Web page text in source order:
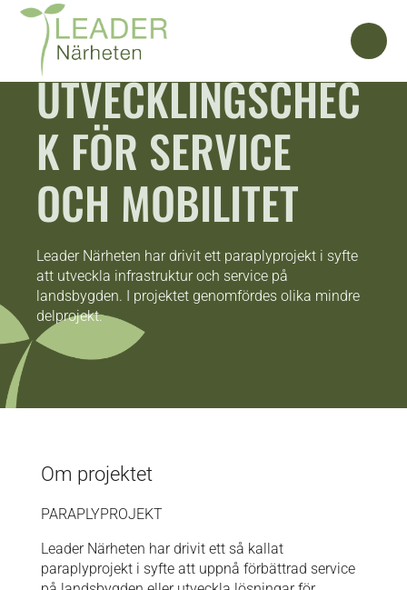
UTVECKLINGSCHEC
K FÖR SERVICE
OCH MOBILITET
Leader Närheten har drivit ett paraplyprojekt i syfte
att utveckla infrastruktur och service på
landsbygden. I projektet genomfördes olika mindre
delprojekt.
Om projektet
PARAPLYPROJEKT
Leader Närheten har drivit ett så kallat
paraplyprojekt i syfte att uppnå förbättrad service